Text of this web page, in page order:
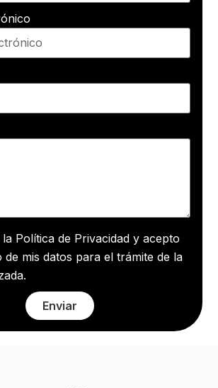
Política de Privacidad y acepto
de mis datos para el trámite de la
Enviar